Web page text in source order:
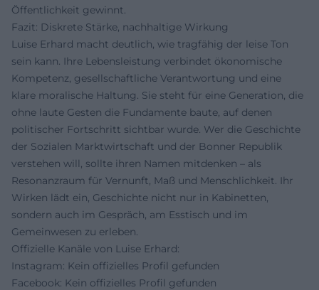
Öffentlichkeit gewinnt.
Fazit: Diskrete Stärke, nachhaltige Wirkung
Luise Erhard macht deutlich, wie tragfähig der leise Ton
sein kann. Ihre Lebensleistung verbindet ökonomische
Kompetenz, gesellschaftliche Verantwortung und eine
klare moralische Haltung. Sie steht für eine Generation, die
ohne laute Gesten die Fundamente baute, auf denen
politischer Fortschritt sichtbar wurde. Wer die Geschichte
der Sozialen Marktwirtschaft und der Bonner Republik
verstehen will, sollte ihren Namen mitdenken – als
Resonanzraum für Vernunft, Maß und Menschlichkeit. Ihr
Wirken lädt ein, Geschichte nicht nur in Kabinetten,
sondern auch im Gespräch, am Esstisch und im
Gemeinwesen zu erleben.
Offizielle Kanäle von Luise Erhard:
Instagram: Kein offizielles Profil gefunden
Facebook: Kein offizielles Profil gefunden